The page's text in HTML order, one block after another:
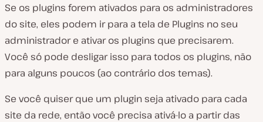
Se os plugins forem ativados para os administradores
do site, eles podem ir para a tela de Plugins no seu
administrador e ativar os plugins que precisarem.
Você só pode desligar isso para todos os plugins, não
para alguns poucos (ao contrário dos temas).
Se você quiser que um plugin seja ativado para cada
site da rede, então você precisa ativá-lo a partir das